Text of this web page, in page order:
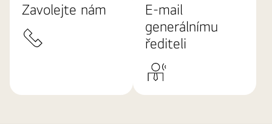
Zavolejte nám
E-mail
generálnímu
řediteli